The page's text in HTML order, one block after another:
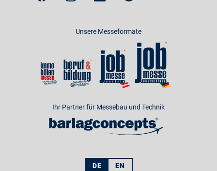
Unsere Messeformate
Ihr Partner für Messebau und Technik
DE EN